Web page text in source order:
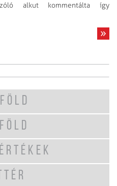
alkut kommentálta így